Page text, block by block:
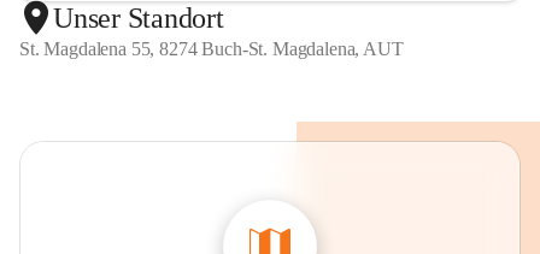
Unser Standort
St. Magdalena 55, 8274 Buch-St. Magdalena, AUT